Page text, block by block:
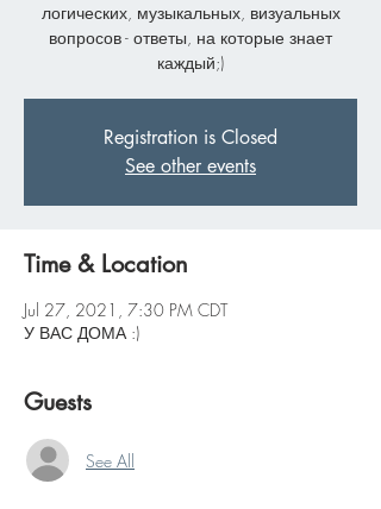
логических, музыкальных, визуальных
вопросов - ответы, на которые знает
каждый;)
Registration is Closed
See other events
Time & Location
Jul 27, 2021, 7:30 PM CDT
У ВАС ДОМА :)
Guests
See All